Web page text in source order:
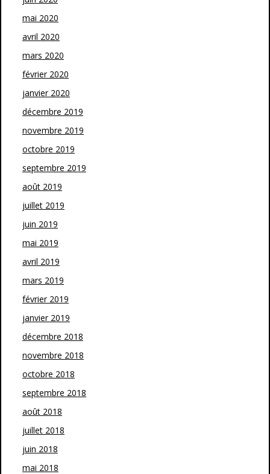
mai 2020
avril 2020
mars 2020
février 2020
janvier 2020
décembre 2019
novembre 2019
octobre 2019
septembre 2019
août 2019
juillet 2019
juin 2019
mai 2019
avril 2019
mars 2019
février 2019
janvier 2019
décembre 2018
novembre 2018
octobre 2018
septembre 2018
août 2018
juillet 2018
juin 2018
mai 2018